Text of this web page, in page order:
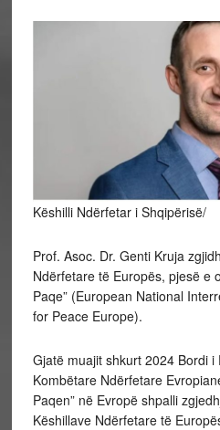
Këshilli Ndërfetar i Shqipërisë/
Prof. Asoc. Dr. Genti Kruja
Ndërfetare të Europës, pjesë e
Paqe” (European National
for Peace Europe).
Gjatë muajit shkurt 2024 Bordi
Kombëtare Ndërfetare
Paqen” në Evropë shpalli
Këshillave Ndërfetare të